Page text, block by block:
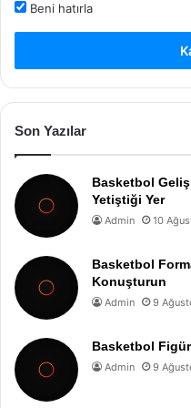
Beni hatırla
Son Yazılar
Basketbol
Yetiştiği Yer
Admin 10
Basketbol
Konuşturun
Admin 9
Basketbol
Admin 9